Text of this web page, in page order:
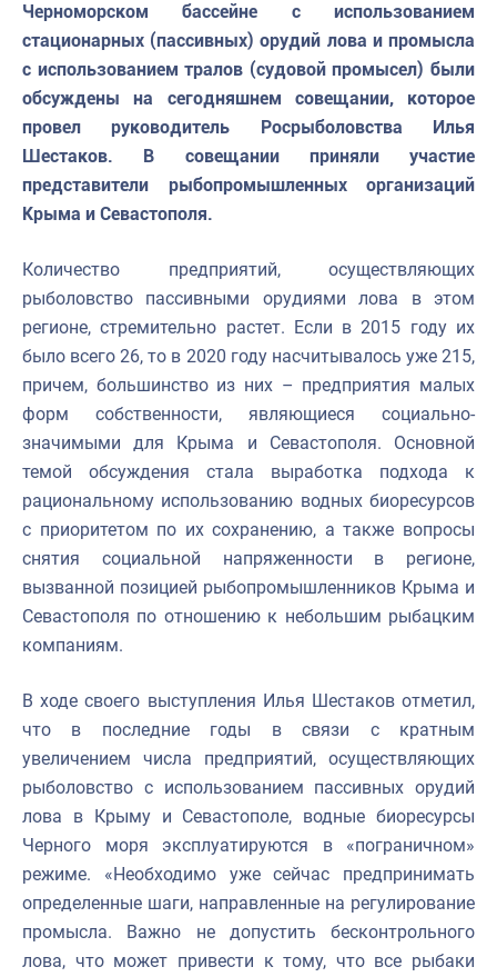
Черноморском бассейне с использованием
стационарных (пассивных) орудий лова и промысла
с использованием тралов (судовой промысел) были
обсуждены на сегодняшнем совещании, которое
провел руководитель Росрыболовства Илья
Шестаков. В совещании приняли участие
представители рыбопромышленных организаций
Крыма и Севастополя.
Количество предприятий, осуществляющих
рыболовство пассивными орудиями лова в этом
регионе, стремительно растет. Если в 2015 году их
было всего 26, то в 2020 году насчитывалось уже 215,
причем, большинство из них – предприятия малых
форм собственности, являющиеся социально-
значимыми для Крыма и Севастополя. Основной
темой обсуждения стала выработка подхода к
рациональному использованию водных биоресурсов
с приоритетом по их сохранению, а также вопросы
снятия социальной напряженности в регионе,
вызванной позицией рыбопромышленников Крыма и
Севастополя по отношению к небольшим рыбацким
компаниям.
В ходе своего выступления Илья Шестаков отметил,
что в последние годы в связи с кратным
увеличением числа предприятий, осуществляющих
рыболовство с использованием пассивных орудий
лова в Крыму и Севастополе, водные биоресурсы
Черного моря эксплуатируются в «пограничном»
режиме. «Необходимо уже сейчас предпринимать
определенные шаги, направленные на регулирование
промысла. Важно не допустить бесконтрольного
лова, что может привести к тому, что все рыбаки